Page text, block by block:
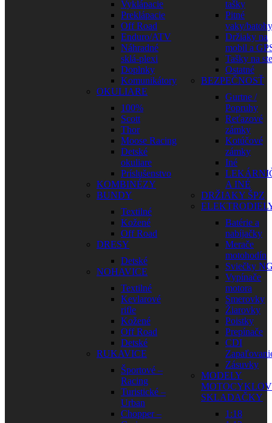
Vyklápacie
Preklápacie
Off Road
Enduro/ATV
Náhradné
sklá-plexi
Doplnky
Komunikátory
OKULIARE
100%
Scott
Thor
Moose Racing
Detské
okuliare
Príslušenstvo
KOMBINÉZY
BUNDY
Textilné
Kožené
Off Road
DRESY
Detské
NOHAVICE
Textilné
Kevlarové
rifle
Kožené
Off Road
Detské
RUKAVICE
Športové –
Racing
Turistické –
Urban
Chopper –
tašky
Pitné
vaky/batohy
Držiaky na
mobil a
Tašky na
Ostatné
BEZPEČNOSŤ
Gurtne /
Popruhy
Reťazové
zámky
Kotúčové
zámky
Iné
A INÉ
DRŽIAKY ŠPZ
Batérie a
nabíjačky
Merače
motohodín
Sviečky
Vypínače
motora
Smerovky
Žiarovky
Poistky
Prepínače
CDI
Zásuvky
MODELY
SKLADAČKY
1:18